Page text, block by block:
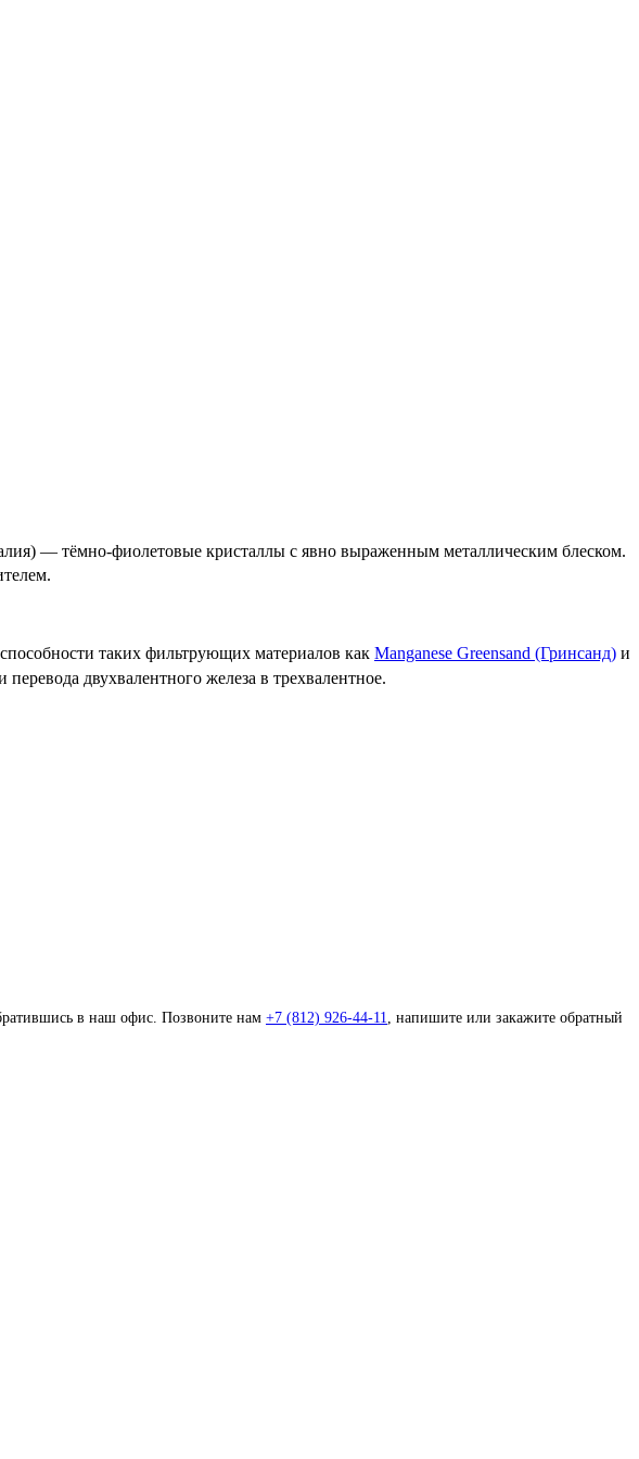
— тёмно-фиолетовые кристаллы с явно выраженным металлическим блеском.
таких фильтрующих материалов как Manganese Greensand (Гринсанд) и
двухвалентного железа в трехвалентное.
в наш офис. Позвоните нам +7 (812) 926-44-11
, напишите или закажите обратный